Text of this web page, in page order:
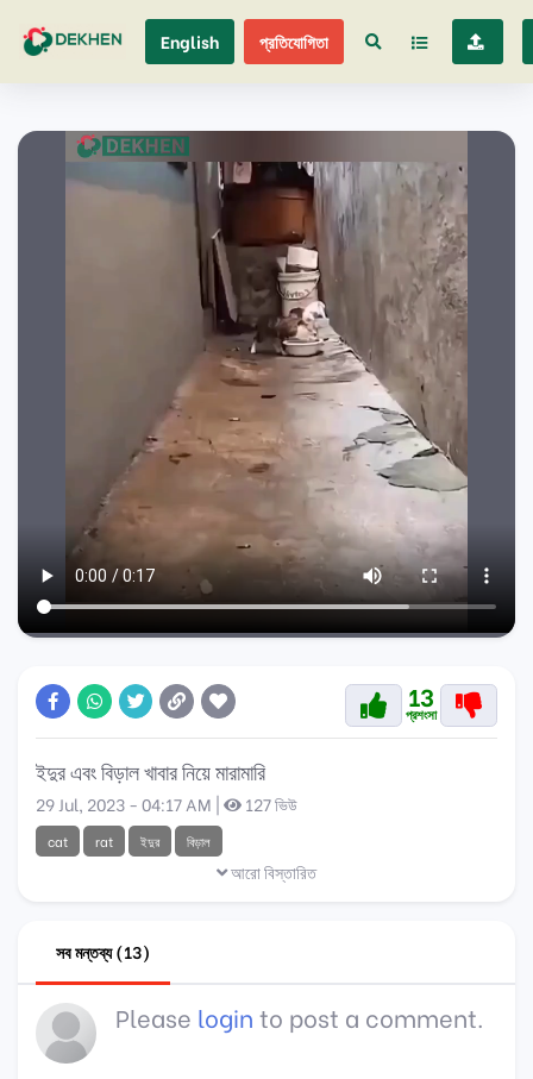
English প্রতিযোগিতা
13
প্রশংসা
ইদুর এবং বিড়াল খাবার নিয়ে মারামারি
29 Jul, 2023 - 04:17 AM | 127 ভিউ
cat rat ইদুর বিড়াল
আরো বিস্তারিত
সব মন্তব্য (13)
Please login to post a comment.